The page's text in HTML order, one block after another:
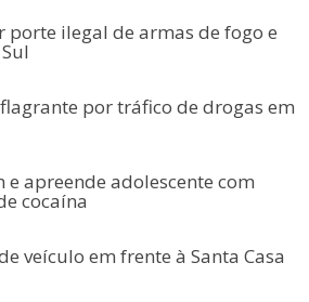
porte ilegal de armas de fogo e
por tráfico de drogas em
e apreende adolescente com
cocaína
veículo em frente à Santa Casa